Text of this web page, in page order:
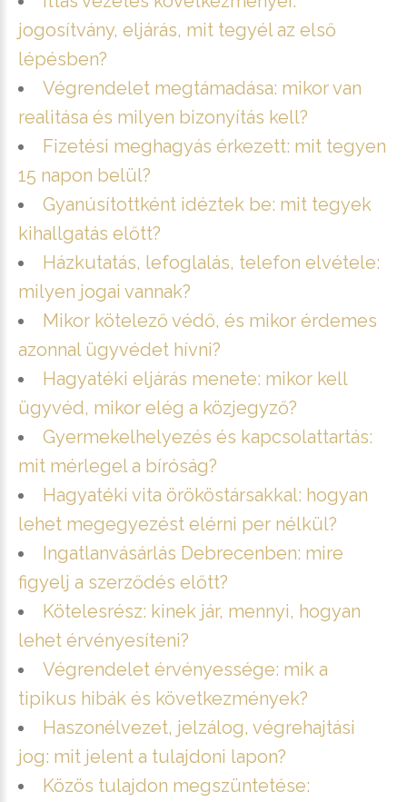
jogosítvány, eljárás, mit tegyél az első
lépésben?
Végrendelet megtámadása: mikor van
realitása és milyen bizonyítás kell?
Fizetési meghagyás érkezett: mit tegyen
15 napon belül?
Gyanúsítottként idéztek be: mit tegyek
kihallgatás előtt?
Házkutatás, lefoglalás, telefon elvétele:
milyen jogai vannak?
Mikor kötelező védő, és mikor érdemes
azonnal ügyvédet hívni?
Hagyatéki eljárás menete: mikor kell
ügyvéd, mikor elég a közjegyző?
Gyermekelhelyezés és kapcsolattartás:
mit mérlegel a bíróság?
Hagyatéki vita örököstársakkal: hogyan
lehet megegyezést elérni per nélkül?
Ingatlanvásárlás Debrecenben: mire
figyelj a szerződés előtt?
Kötelesrész: kinek jár, mennyi, hogyan
lehet érvényesíteni?
Végrendelet érvényessége: mik a
tipikus hibák és következmények?
Haszonélvezet, jelzálog, végrehajtási
jog: mit jelent a tulajdoni lapon?
Közös tulajdon megszüntetése: